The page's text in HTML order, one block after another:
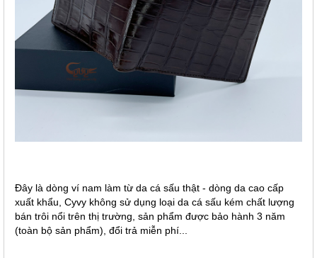
Đây là dòng ví nam làm từ da cá sấu thật - dòng da cao cấp
xuất khẩu, Cyvy không sử dụng loại da cá sấu kém chất lượng
bán trôi nổi trên thị trường, sản phẩm được bảo hành 3 năm
(toàn bộ sản phẩm) , đổi trả miễn phí...